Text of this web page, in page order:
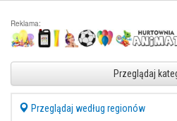
Reklama:
Przeglądaj
Przeglądaj według regionów